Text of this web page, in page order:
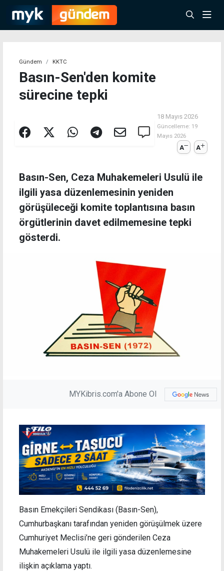
Gündem KKTC
Basın-Sen'den komite
sürecine tepki
18 Mayıs 2026
Güncelleme: 19
Mayıs 2026
A A
Basın-Sen, Ceza Muhakemeleri Usulü ile
ilgili yasa düzenlemesinin yeniden
görüşüleceği komite toplantısına basın
örgütlerinin davet edilmemesine tepki
gösterdi.
MYKibris.com'a Abone Ol
Basın Emekçileri Sendikası (Basın-Sen),
Cumhurbaşkanı tarafından yeniden görüşülmek üzere
Cumhuriyet Meclisi’ne geri gönderilen Ceza
Muhakemeleri Usulü ile ilgili yasa düzenlemesine
ilişkin açıklama yaptı.